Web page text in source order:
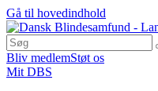
Gå til hovedindhold
Bliv medlemStøt os
Mit DBS